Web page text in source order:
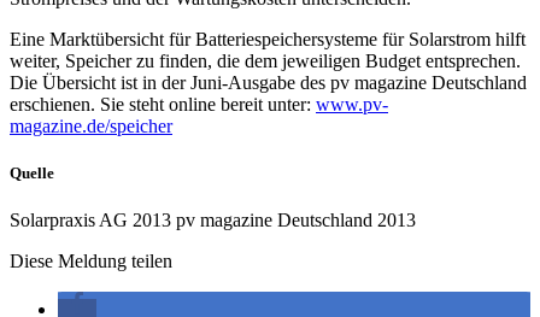
Eine Marktübersicht für Batteriespeichersysteme für Solarstrom hilft
weiter, Speicher zu finden, die dem jeweiligen Budget entsprechen.
Die Übersicht ist in der Juni-Ausgabe des pv magazine Deutschland
erschienen. Sie steht online bereit unter: www.pv-
magazine.de/speicher
Quelle
Solarpraxis AG 2013 pv magazine Deutschland 2013
Diese Meldung teilen